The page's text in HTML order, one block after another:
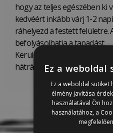
hogy az teljes egészében ki
kedvéért inkább várj 1-2
ráhelyezd a festett felületre.
befolyásolhatja a tapadást.
Kerüld az erős, oldószeres
hátrányosanEz a weboldal
Ez a weboldal sütiket
élmény javítása
használatával Ön
használatához, a